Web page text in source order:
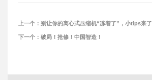
上一个： 别让你的离心式压缩机“冻着了”，小tips来了
下一个： 破局！抢修！中国智造！